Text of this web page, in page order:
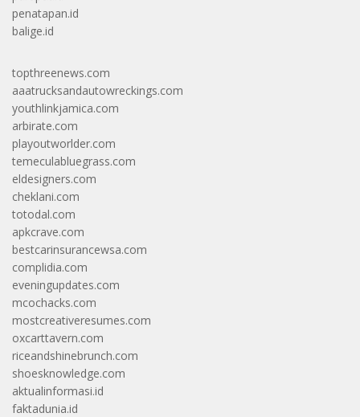
penatapan.id
balige.id
topthreenews.com
aaatrucksandautowreckings.com
youthlinkjamica.com
arbirate.com
playoutworlder.com
temeculabluegrass.com
eldesigners.com
cheklani.com
totodal.com
apkcrave.com
bestcarinsurancewsa.com
complidia.com
eveningupdates.com
mcochacks.com
mostcreativeresumes.com
oxcarttavern.com
riceandshinebrunch.com
shoesknowledge.com
aktualinformasi.id
faktadunia.id